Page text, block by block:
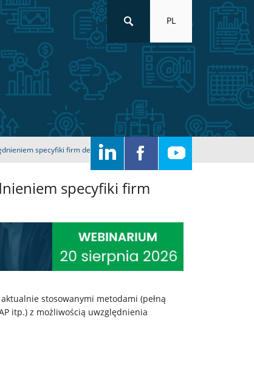
PL
specyfiki firm deweloperskich
specyfiki firm
stosowanymi metodami (pełną
itp.) z możliwością uwzględnienia